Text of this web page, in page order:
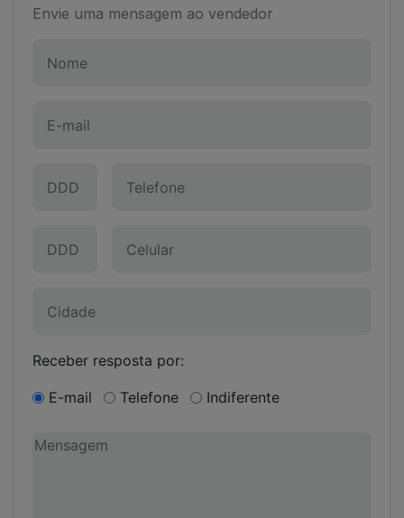
Envie uma mensagem ao vendedor
Receber resposta por:
E-mail Telefone Indiferente